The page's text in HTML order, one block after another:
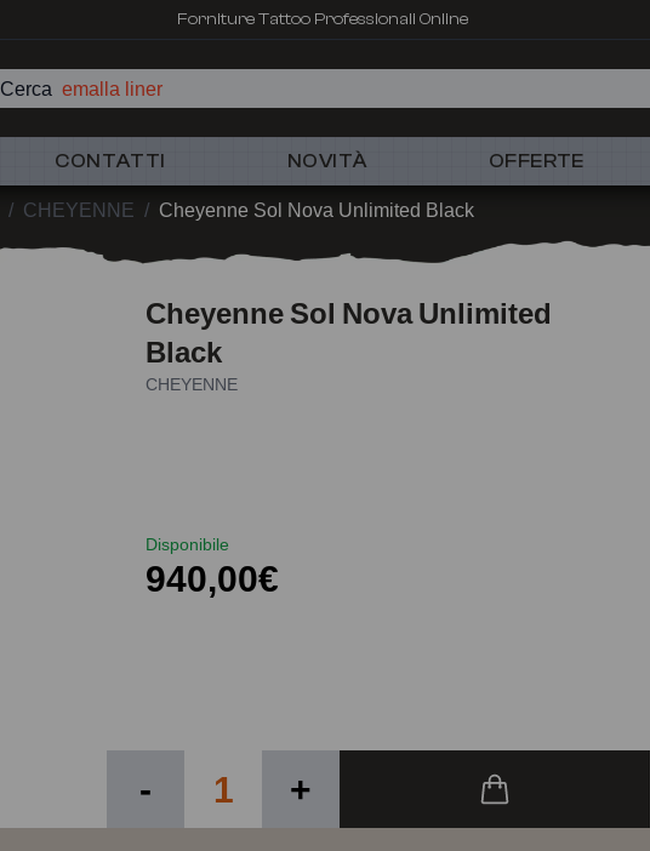
Forniture Tattoo Professionali Online
Cerca emalla liner
CONTATTI NOVITÀ OFFERTE
/ CHEYENNE / Cheyenne Sol Nova Unlimited Black
Cheyenne Sol Nova Unlimited
Black
CHEYENNE
Disponibile
940,00€
- +